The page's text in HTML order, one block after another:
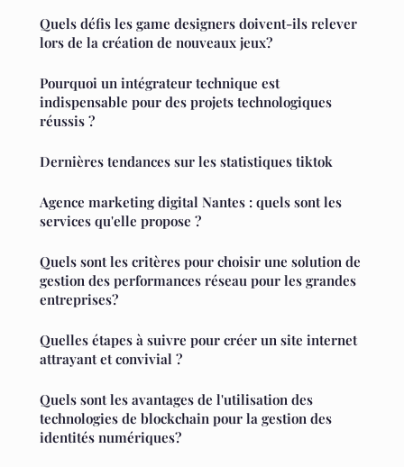
Quels défis les game designers doivent-ils relever
lors de la création de nouveaux jeux?
Pourquoi un intégrateur technique est
indispensable pour des projets technologiques
réussis ?
Dernières tendances sur les statistiques tiktok
Agence marketing digital Nantes : quels sont les
services qu'elle propose ?
Quels sont les critères pour choisir une solution de
gestion des performances réseau pour les grandes
entreprises?
Quelles étapes à suivre pour créer un site internet
attrayant et convivial ?
Quels sont les avantages de l'utilisation des
technologies de blockchain pour la gestion des
identités numériques?